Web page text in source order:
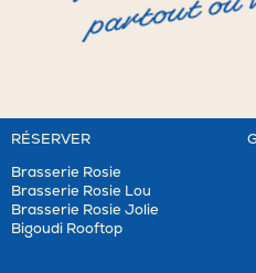
RÉSERVER
Brasserie Rosie
Brasserie Rosie Lou
Brasserie Rosie Jolie
Bigoudi Rooftop